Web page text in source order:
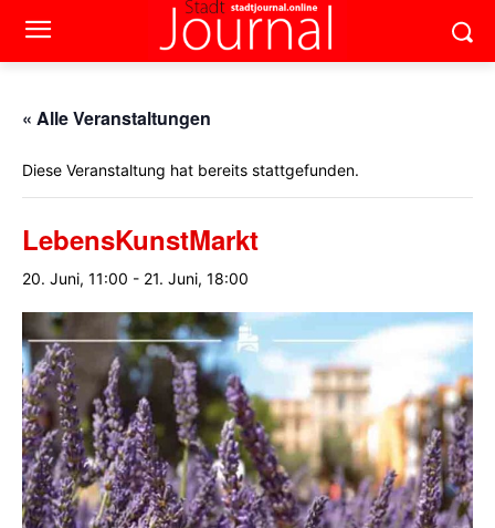
« Alle Veranstaltungen
Diese Veranstaltung hat bereits stattgefunden.
LebensKunstMarkt
20. Juni, 11:00 - 21. Juni, 18:00